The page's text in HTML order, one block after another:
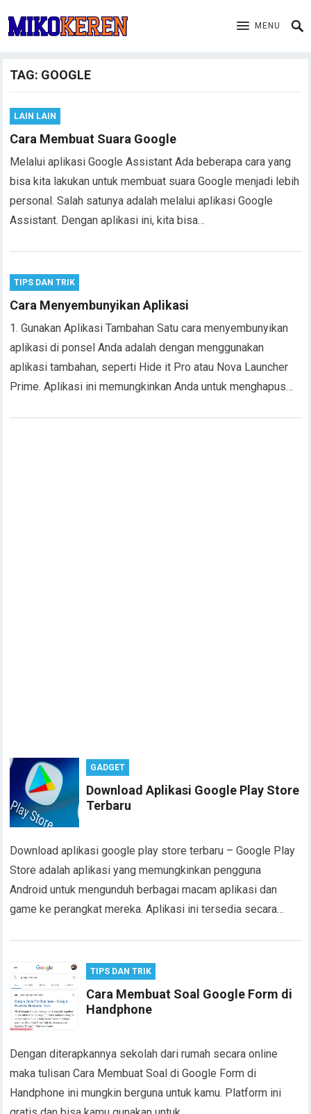
MENU
TAG: GOOGLE
LAIN LAIN
Cara Membuat Suara Google
Melalui aplikasi Google Assistant Ada beberapa cara yang
bisa kita lakukan untuk membuat suara Google menjadi lebih
personal. Salah satunya adalah melalui aplikasi Google
Assistant. Dengan aplikasi ini, kita bisa…
TIPS DAN TRIK
Cara Menyembunyikan Aplikasi
1. Gunakan Aplikasi Tambahan Satu cara menyembunyikan
aplikasi di ponsel Anda adalah dengan menggunakan
aplikasi tambahan, seperti Hide it Pro atau Nova Launcher
Prime. Aplikasi ini memungkinkan Anda untuk menghapus…
GADGET
Download Aplikasi Google Play Store
Terbaru
Download aplikasi google play store terbaru – Google Play
Store adalah aplikasi yang memungkinkan pengguna
Android untuk mengunduh berbagai macam aplikasi dan
game ke perangkat mereka. Aplikasi ini tersedia secara…
TIPS DAN TRIK
Cara Membuat Soal Google Form di
Handphone
Dengan diterapkannya sekolah dari rumah secara online
maka tulisan Cara Membuat Soal di Google Form di
Handphone ini mungkin berguna untuk kamu. Platform ini